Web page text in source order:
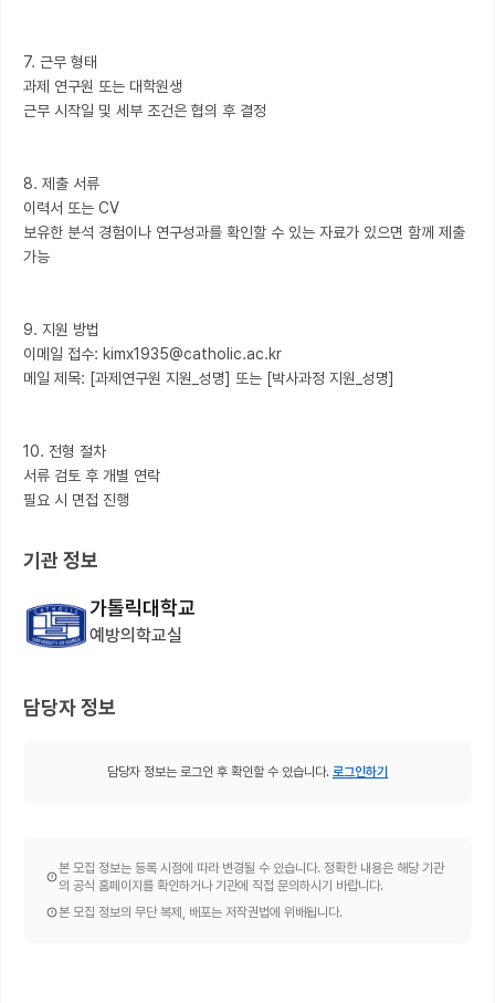
7. 근무 형태
과제 연구원 또는 대학원생
근무 시작일 및 세부 조건은 협의 후 결정
8. 제출 서류
이력서 또는 CV
보유한 분석 경험이나 연구성과를 확인할 수 있는 자료가 있으면 함께 제출
가능
9. 지원 방법
이메일 접수: kimx1935@catholic.ac.kr
메일 제목: [과제연구원 지원_성명] 또는 [박사과정 지원_성명]
10. 전형 절차
서류 검토 후 개별 연락
기관 정보
가톨릭대학교
예방의학교실
담당자 정보
담당자 정보는 로그인 후 확인할 수 있습니다. 로그인하기
본 모집 정보는 등록 시점에 따라 변경될 수 있습니다. 정확한 내용은 해당 기관
의 공식 홈페이지를 확인하거나 기관에 직접 문의하시기 바랍니다.
본 모집 정보의 무단 복제, 배포는 저작권법에 위배됩니다.